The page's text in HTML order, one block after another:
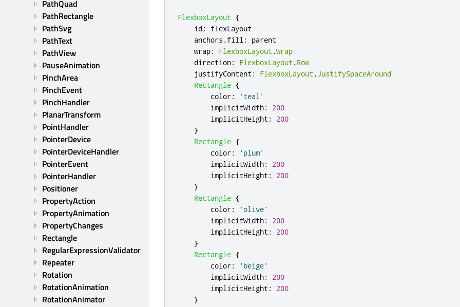
PathQuad
PathRectangle
PathSvg
PathText
PathView
PauseAnimation
PinchArea
PinchEvent
PinchHandler
PlanarTransform
PointHandler
PointerDevice
PointerDeviceHandler
PointerEvent
PointerHandler
Positioner
PropertyAction
PropertyAnimation
PropertyChanges
Rectangle
RegularExpressionValidator
Repeater
Rotation
RotationAnimation
RotationAnimator
FlexboxLayout {
id:
flexLayout
anchors .fill:
parent
wrap: FlexboxLayout .Wrap
direction: FlexboxLayout .Row
justifyContent : FlexboxLayout .JustifySpaceAround
Rectangle {
color:
'teal'
implicitWidth:
200
implicitHeight :
200
}
Rectangle {
color:
'plum'
implicitWidth:
200
implicitHeight :
200
}
Rectangle {
color:
'olive'
implicitWidth:
200
implicitHeight :
200
}
Rectangle {
color:
'beige'
implicitWidth:
200
implicitHeight :
200
}